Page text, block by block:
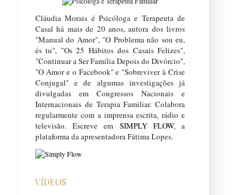
Cláudia Morais é Psicóloga e Terapeuta de
Casal há mais de 20 anos, autora dos livros
"Manual do Amor", "O Problema não sou eu,
és tu", "Os 25 Hábitos dos Casais Felizes",
"Continuar a Ser Família Depois do Divórcio",
"O Amor e o Facebook" e "Sobreviver à Crise
Conjugal" e de algumas investigações já
divulgadas em Congressos Nacionais e
Internacionais de Terapia Familiar. Colabora
regularmente com a imprensa escrita, rádio e
televisão. Escreve em SIMPLY FLOW, a
plataforma da apresentadora Fátima Lopes.
VÍDEOS